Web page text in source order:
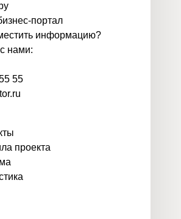
портал
информацию?
нами:
55
проекта